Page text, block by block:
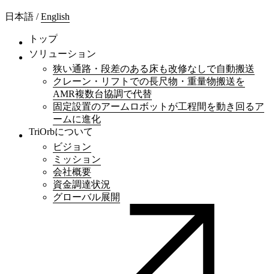
日本語 / English
トップ
ソリューション
狭い通路・段差のある床も改修なしで自動搬送
クレーン・リフトでの長尺物・重量物搬送を
AMR複数台協調で代替
固定設置のアームロボットが工程間を動き回るア
ームに進化
TriOrbについて
ビジョン
ミッション
会社概要
資金調達状況
グローバル展開